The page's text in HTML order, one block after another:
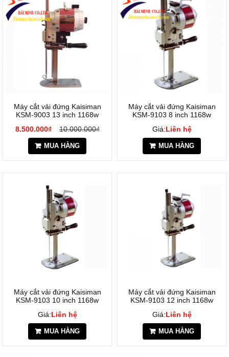
Máy cắt vải đứng Kaisiman
KSM-9003 13 inch 1168w
8.500.000₫
10.000.000₫
MUA HÀNG
Máy cắt vải đứng Kaisiman
KSM-9103 8 inch 1168w
Giá:Liên hệ
MUA HÀNG
Máy cắt vải đứng Kaisiman
KSM-9103 10 inch 1168w
Giá:Liên hệ
MUA HÀNG
Máy cắt vải đứng Kaisiman
KSM-9103 12 inch 1168w
Giá:Liên hệ
MUA HÀNG